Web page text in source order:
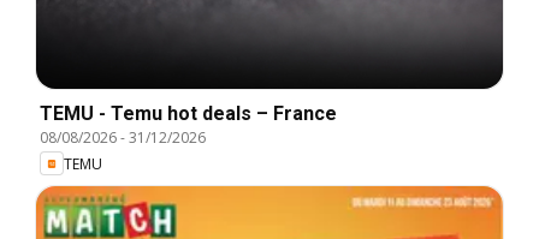
TEMU - Temu hot deals – France
08/08/2026-31/12/2026
TEMU